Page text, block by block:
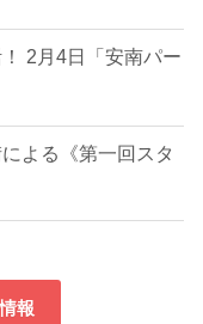
2月4日「安南パー
よる《第一回スタ
報